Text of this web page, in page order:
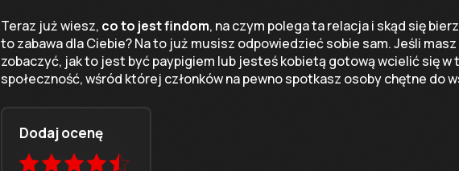
Teraz już wiesz, co to jest findom, na czym polega ta relacja i skąd się
to zabawa dla Ciebie? Na to już musisz odpowiedzieć sobie sam. Jeśli
zobaczyć, jak to jest być paypigiem lub jesteś kobietą gotową wcielić się w
społeczność, wśród której członków na pewno spotkasz osoby chętne do
Dodaj ocenę